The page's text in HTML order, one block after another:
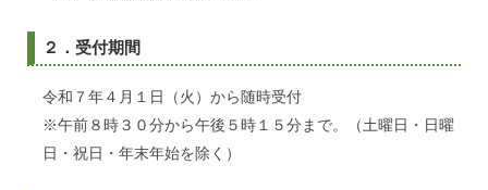
２．受付期間
令和７年４月１日（火）から随時受付
※午前８時３０分から午後５時１５分まで。（土曜日・日曜
日・祝日・年末年始を除く）